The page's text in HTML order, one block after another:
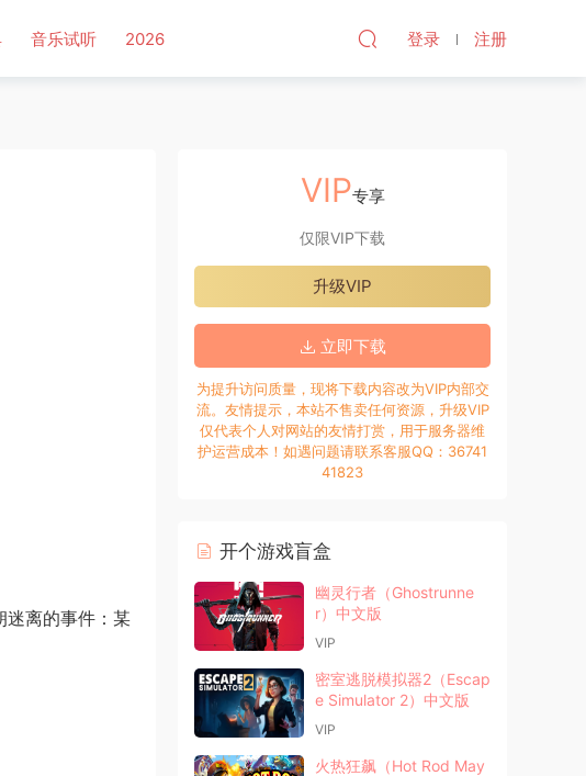
音乐试听 2026 登录 注册
迷离的事件：某
VIP专享
仅限VIP下载
升级VIP
立即下载
为提升访问质量，现将下载内容改为VIP内部交
流。友情提示，本站不售卖任何资源，升级VIP
仅代表个人对网站的友情打赏，用于服务器维
护运营成本！如遇问题请联系客服QQ：36741
41823
开个游戏盲盒
幽灵行者（Ghostrunne
r）中文版
VIP
密室逃脱模拟器2（Escap
e Simulator 2）中文版
VIP
火热狂飙（Hot Rod May